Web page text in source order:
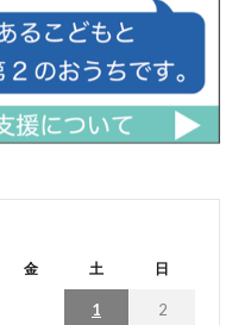
金 土 日
1 2